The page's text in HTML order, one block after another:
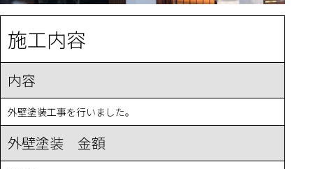
施工内容
内容
外壁塗装工事を行いました。
外壁塗装 金額